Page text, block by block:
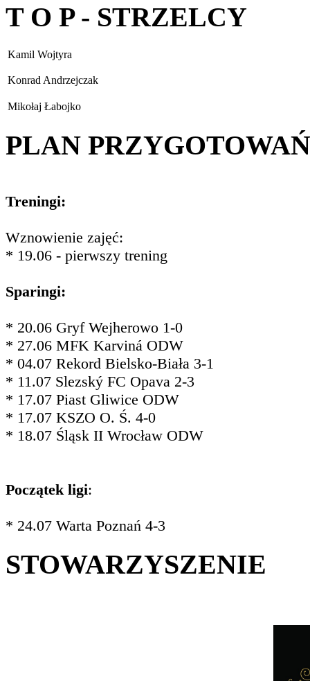
T O P - STRZELCY
Kamil Wojtyra
Konrad Andrzejczak
Mikołaj Łabojko
PLAN PRZYGOTOWAŃ
Treningi:
Wznowienie zajęć:
* 19.06 - pierwszy trening
Sparingi:
* 20.06 Gryf Wejherowo 1-0
* 27.06 MFK Karviná ODW
* 04.07 Rekord Bielsko-Biała 3-1
* 11.07 Slezský FC Opava 2-3
* 17.07 Piast Gliwice ODW
* 17.07 KSZO O. Ś. 4-0
* 18.07 Śląsk II Wrocław ODW
Początek ligi:
* 24.07 Warta Poznań 4-3
STOWARZYSZENIE